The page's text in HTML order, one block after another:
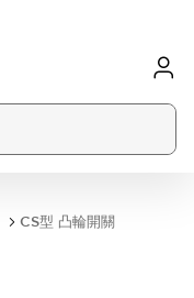
CS型 凸輪開關